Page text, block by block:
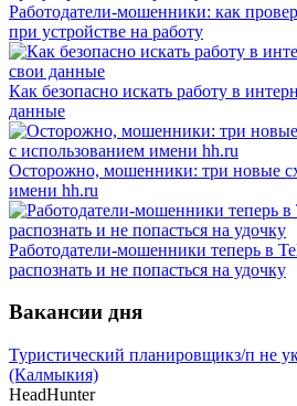
Работодатели-мошенники: как
при устройстве на работу
Как безопасно искать работу в
данные
Осторожно, мошенники: три новые
имени hh.ru
Работодатели-мошенники теперь в
распознать и не попасться на удочку
Вакансии дня
Туристический планировщикз/п не
(Калмыкия)
HeadHunter